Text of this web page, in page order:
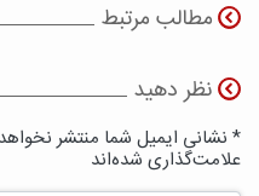
مطالب مرتبط
نظر دهید
* نشانی ایمیل شما منتشر
علامت‌گذاری شده‌اند